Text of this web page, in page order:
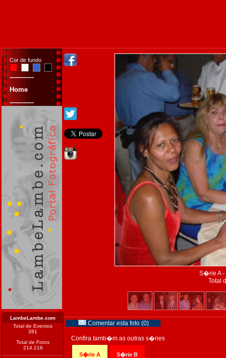
Cor de fundo
------------
Home
------------
LambeLambe.com
Total de Eventos
381
Total de Fotos
214.216
S�rie A -
Total
Comentar esta foto (0)
Confira tamb�m as outras s�ries
S�rie A S�rie B